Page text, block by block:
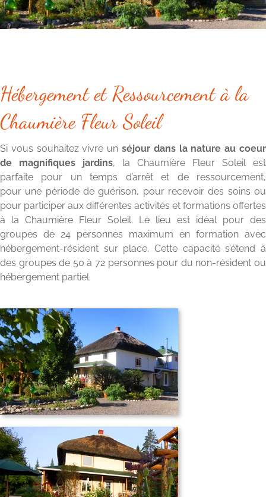
Hébergement et Ressourcement à la
Chaumière Fleur Soleil
Si vous souhaitez vivre un séjour dans la nature au coeur
de magnifiques jardins, la Chaumière Fleur Soleil est
parfaite pour un temps d’arrêt et de ressourcement,
pour une période de guérison, pour recevoir des soins ou
pour participer aux différentes activités et formations offertes
à la Chaumière Fleur Soleil. Le lieu est idéal pour des
groupes de 24 personnes maximum en formation avec
hébergement-résident sur place. Cette capacité s’étend à
des groupes de 50 à 72 personnes pour du non-résident ou
hébergement partiel.